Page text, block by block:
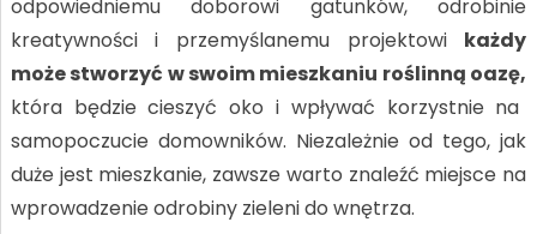
odpowiedniemu doborowi gatunków, odrobinie
kreatywności i przemyślanemu projektowi każdy
może stworzyć w swoim mieszkaniu roślinną oazę,
która będzie cieszyć oko i wpływać korzystnie na
samopoczucie domowników. Niezależnie od tego, jak
duże jest mieszkanie, zawsze warto znaleźć miejsce na
wprowadzenie odrobiny zieleni do wnętrza.